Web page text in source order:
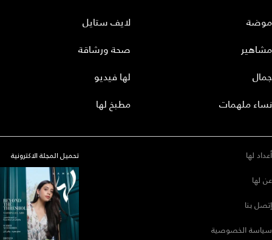
موضة
مشاهير
جمال
نساء ملهمات
لايف ستايل
صحة ورشاقة
لها فيديو
مطبخ لها
أعداد لها
عن لها
إتصل بنا
سياسة الخصوصية
تحميل المجلة الاكترونية